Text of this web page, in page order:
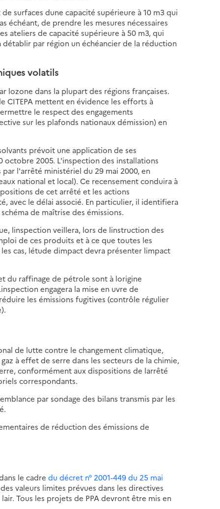
surfaces dune capacité supérieure à 10 m3 qui
échéant, de prendre les mesures nécessaires
ateliers de capacité supérieure à 50 m3, qui
par région un échéancier de la réduction
volatils
lozone dans la plupart des régions françaises.
CITEPA mettent en évidence les efforts à
le respect des engagements
sur les plafonds nationaux démission) en
prévoit une application de ses
octobre 2005. L'inspection des installations
l'arrêté ministériel du 29 mai 2000, en
national et local). Ce recensement conduira à
de cet arrêté et les actions
avec le délai associé. En particulier, il identifiera
de maîtrise des émissions.
linspection veillera, lors de linstruction des
de ces produits et à ce que toutes les
cas, létude dimpact devra présenter limpact
du raffinage de pétrole sont à lorigine
engagera la mise en uvre de
les émissions fugitives (contrôle régulier
de lutte contre le changement climatique,
à effet de serre dans les secteurs de la chimie,
conformément aux dispositions de larrêté
correspondants.
par sondage des bilans transmis par les
de réduction des émissions de
le cadredu décret n° 2001-449 du 25 mai
valeurs limites prévues dans les directives
Tous les projets de PPA devront être mis en